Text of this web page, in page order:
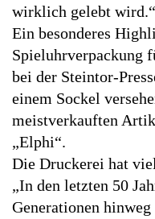
wirklich gelebt wird.“
Ein besonderes
Spieluhrverpackung
bei der Steintor-
einem Sockel
meistverkauften
„Elphi“.
Die Druckerei hat
„In den letzten 50
Generationen